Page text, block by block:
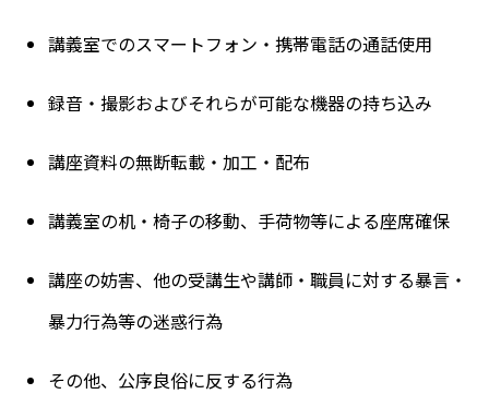
講義室でのスマートフォン・携帯電話の通話使用
録音・撮影およびそれらが可能な機器の持ち込み
講座資料の無断転載・加工・配布
講義室の机・椅子の移動、手荷物等による座席確保
講座の妨害、他の受講生や講師・職員に対する暴言・
暴力行為等の迷惑行為
その他、公序良俗に反する行為